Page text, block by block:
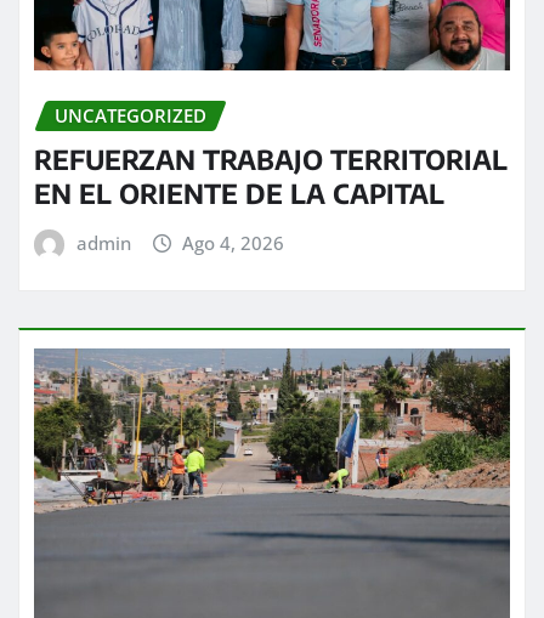
UNCATEGORIZED
REFUERZAN TRABAJO TERRITORIAL
EN EL ORIENTE DE LA CAPITAL
admin Ago 4, 2026